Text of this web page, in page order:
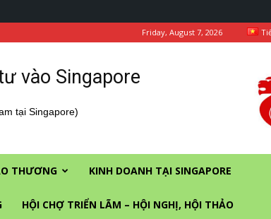
Friday, August 7, 2026
vào Singapore
tại Singapore)
THƯƠNG KINH DOANH TẠI SINGAPORE
HỘI CHỢ TRIỂN LÃM – HỘI NGHỊ, HỘI THẢO